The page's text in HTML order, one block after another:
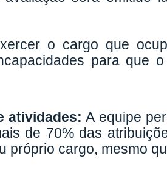
o cargo que
para que
atividades: A equipe
de 70% das
próprio cargo, mesmo